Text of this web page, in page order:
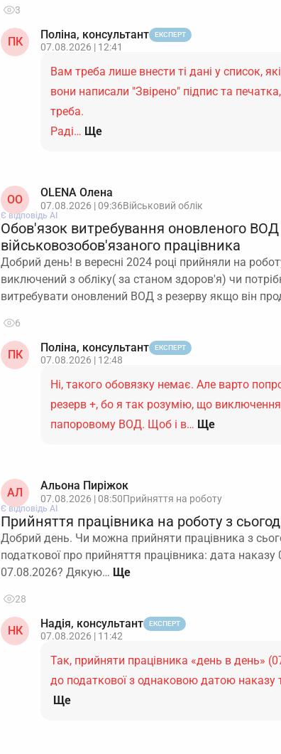
3
ПК
Поліна, консультант ЕКСПЕРТ
07.08.2026 | 12:41
Вам треба лише внести ті дані у список,
вони написали "Звірено" підпис та
треба.
Раді… Ще
ОO
OLENA Олена
07.08.2026 | 09:36Військовий облік
Є відповідь АІ
Обов'язок витребування оновленого
військовозобов'язаного працівника
Добрий день! в вересні 2024 році прийняли на
виключений з обліку( за станом здоров'я) чи
витребувати оновлений ВОД з резерву якщо він
6
ПК
Поліна, консультант ЕКСПЕРТ
07.08.2026 | 12:48
Ні, такого обовязку немає. Але варто
резерв +, бо я так розумію, що
папоровому ВОД. Щоб і в… Ще
АЛ
Альона Пиріжок
07.08.2026 | 08:50Прийняття на роботу
Є відповідь АІ
Прийняття працівника на роботу з
Добрий день. Чи можна прийняти працівника з
податкової про прийняття працівника: дата
07.08.2026? Дякую…
28
НК
Надія, консультант ЕКСПЕРТ
07.08.2026 | 11:42
Так, прийняти працівника «день в день»
до податкової з однаковою датою
Ще